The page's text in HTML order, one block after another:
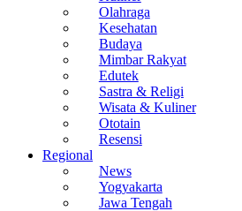
Olahraga
Kesehatan
Budaya
Mimbar Rakyat
Edutek
Sastra & Religi
Wisata & Kuliner
Ototain
Resensi
Regional
News
Yogyakarta
Jawa Tengah